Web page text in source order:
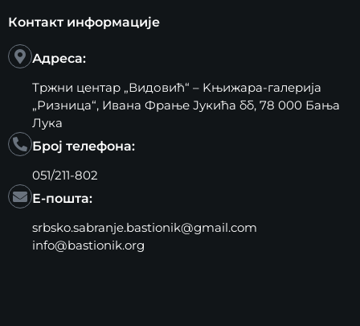
Контакт информације
Адреса:
Тржни центар „Видовић“ – Kњижара-галерија
„Ризница“, Ивана Фрање Јукића бб, 78 000 Бања
Лука
Број телефона:
051/211-802
Е-пошта:
srbsko.sabranje.bastionik@gmail.com
info@bastionik.org